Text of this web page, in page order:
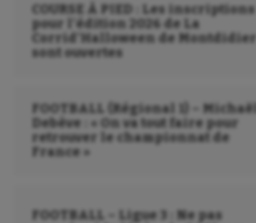
UNSS
Voile
Wakeboard
Water-polo
COURSE À PIED : Les inscriptions
pour l’édition 2026 de La
Corrid’Halloween de Montdidier
sont ouvertes
FOOTBALL (Régional 1) – Michaël
Debève : « On va tout faire pour
retrouver le championnat de
France »
FOOTBALL – Ligue 3 : Ne pas